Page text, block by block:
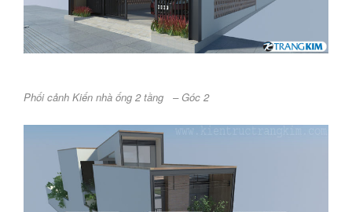
Phối cảnh Kiến nhà ống 2 tầng – Góc 2